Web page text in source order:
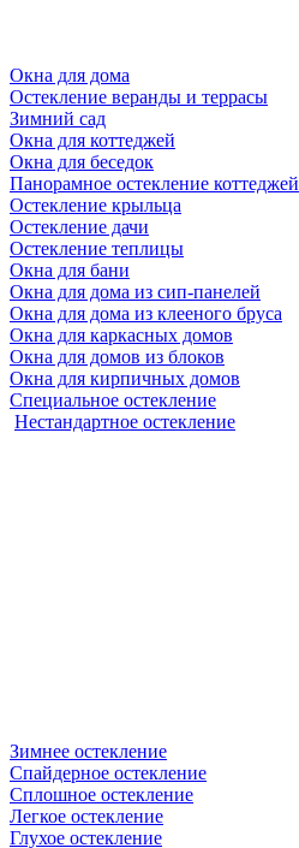
Окна для дома
Остекление веранды и террасы
Зимний сад
Окна для коттеджей
Окна для беседок
Панорамное остекление коттеджей
Остекление крыльца
Остекление дачи
Остекление теплицы
Окна для бани
Окна для дома из сип-панелей
Окна для дома из клееного бруса
Окна для каркасных домов
Окна для домов из блоков
Окна для кирпичных домов
Специальное остекление
Нестандартное остекление
Зимнее остекление
Спайдерное остекление
Сплошное остекление
Легкое остекление
Глухое остекление